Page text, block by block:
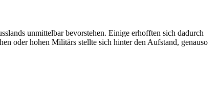
unmittelbar bevorstehen. Einige erhofften sich dadurch
oder hohen Militärs stellte sich hinter den Aufstand, genauso